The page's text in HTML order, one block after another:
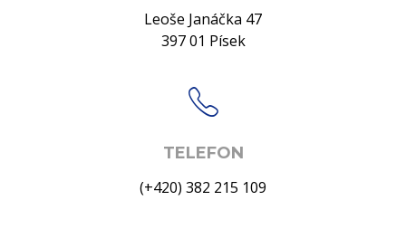
Leoše Janáčka 47
397 01 Písek
TELEFON
(+420) 382 215 109